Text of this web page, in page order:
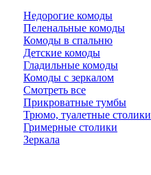
Недорогие комоды
Пеленальные комоды
Комоды в спальню
Детские комоды
Гладильные комоды
Комоды с зеркалом
Смотреть все
Прикроватные тумбы
Трюмо, туалетные столики
Гримерные столики
Зеркала